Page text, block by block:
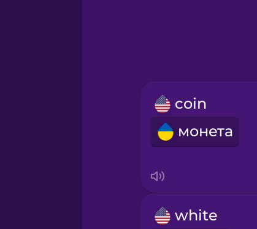
Icelandic
coin
монета
white